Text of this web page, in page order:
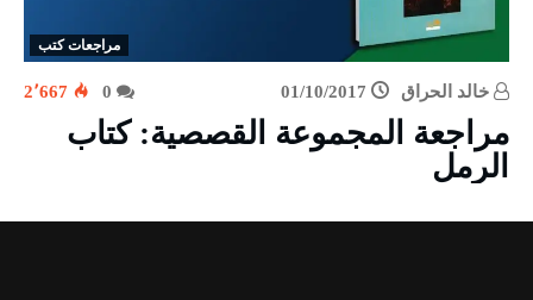
مراجعات كتب
خالد الحراق 01/10/2017 2٬667
مراجعة المجموعة القصصية: كتاب
الرمل